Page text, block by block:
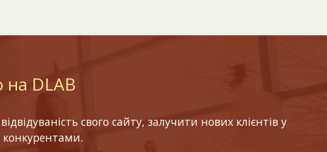
DLAB
свого сайту, залучити нових клієнтів у
конкурентами.